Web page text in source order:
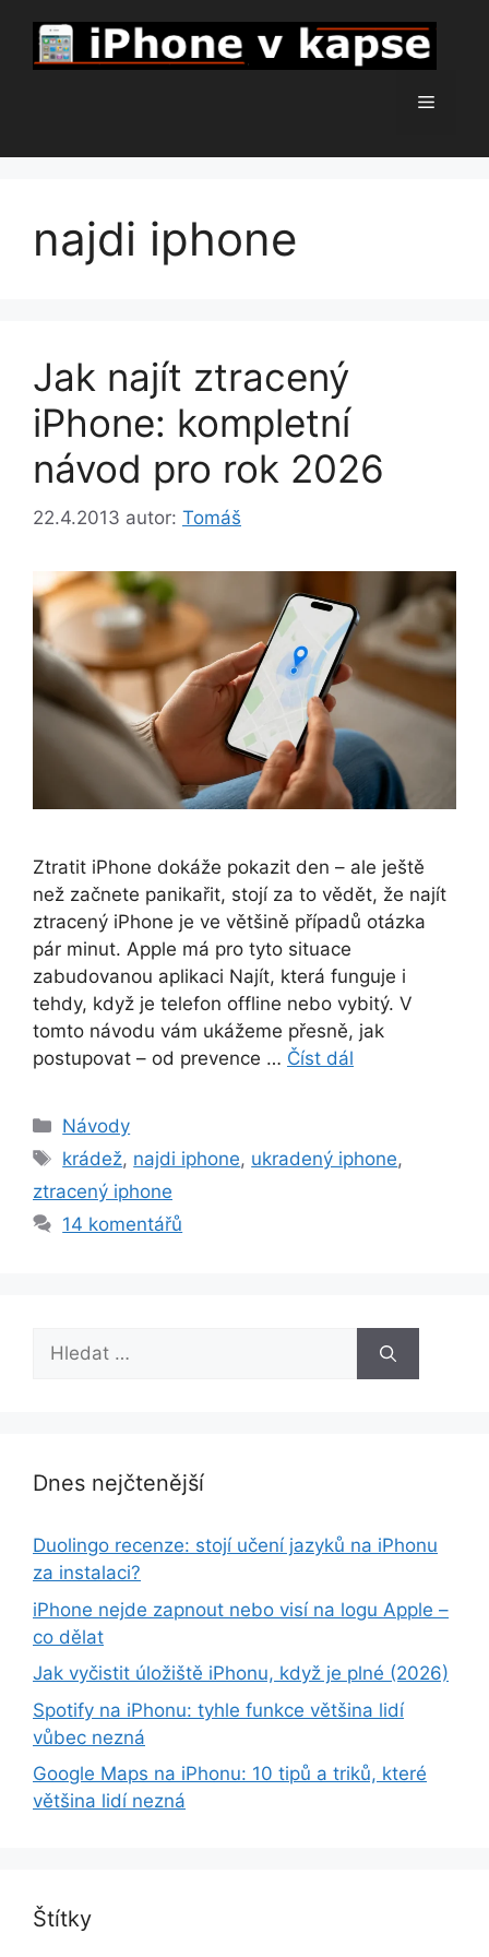
obsah
Menu
najdi iphone
Jak najít ztracený
iPhone: kompletní
návod pro rok 2026
22.4.2013 autor: Tomáš
Ztratit iPhone dokáže pokazit den – ale ještě
než začnete panikařit, stojí za to vědět, že najít
ztracený iPhone je ve většině případů otázka
pár minut. Apple má pro tyto situace
zabudovanou aplikaci Najít, která funguje i
tehdy, když je telefon offline nebo vybitý. V
tomto návodu vám ukážeme přesně, jak
postupovat – od prevence … Číst dál
Rubriky
Návody
Štítky
krádež, najdi iphone, ukradený iphone,
ztracený iphone
14 komentářů
Hledat:
Dnes nejčtenější
Duolingo recenze: stojí učení jazyků na iPhonu
za instalaci?
iPhone nejde zapnout nebo visí na logu Apple –
co dělat
Jak vyčistit úložiště iPhonu, když je plné (2026)
Spotify na iPhonu: tyhle funkce většina lidí
vůbec nezná
Google Maps na iPhonu: 10 tipů a triků, které
většina lidí nezná
Štítky